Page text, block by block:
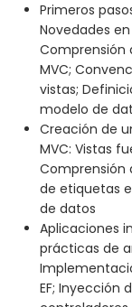
Primeros
Novedades
Comprensión
MVC;
vistas;
modelo de
Creación de
MVC: Vistas
Comprensión
de etiquetas
de datos
Aplicaciones
prácticas de
EF; Inyección